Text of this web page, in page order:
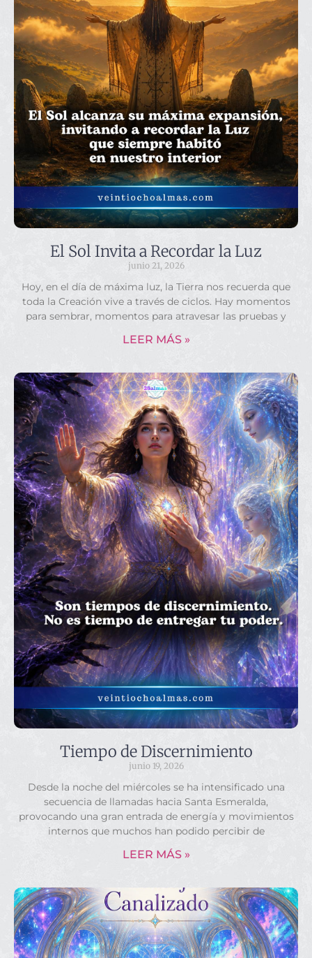
El Sol Invita a Recordar la Luz
junio 21, 2026
Hoy, en el día de máxima luz, la Tierra nos recuerda que
toda la Creación vive a través de ciclos. Hay momentos
para sembrar, momentos para atravesar las pruebas y
LEER MÁS »
Tiempo de Discernimiento
junio 19, 2026
Desde la noche del miércoles se ha intensificado una
secuencia de llamadas hacia Santa Esmeralda,
provocando una gran entrada de energía y movimientos
internos que muchos han podido percibir de
LEER MÁS »